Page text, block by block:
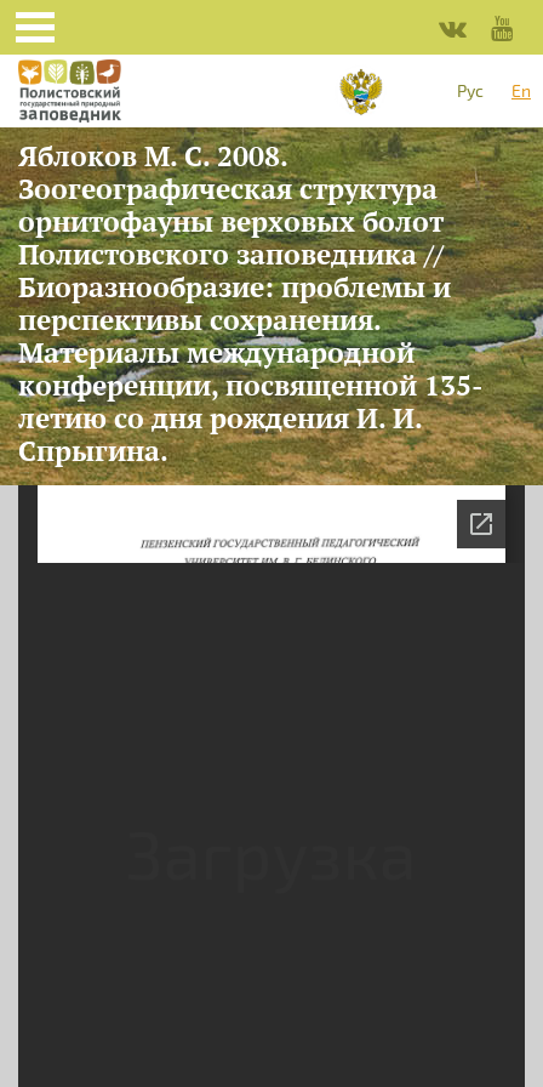
Skip to main content
Рус
En
Яблоков М. С. 2008.
Зоогеографическая структура
орнитофауны верховых болот
Полистовского заповедника //
Биоразнообразие: проблемы и
перспективы сохранения.
Материалы международной
конференции, посвященной 135-
летию со дня рождения И. И.
Спрыгина.